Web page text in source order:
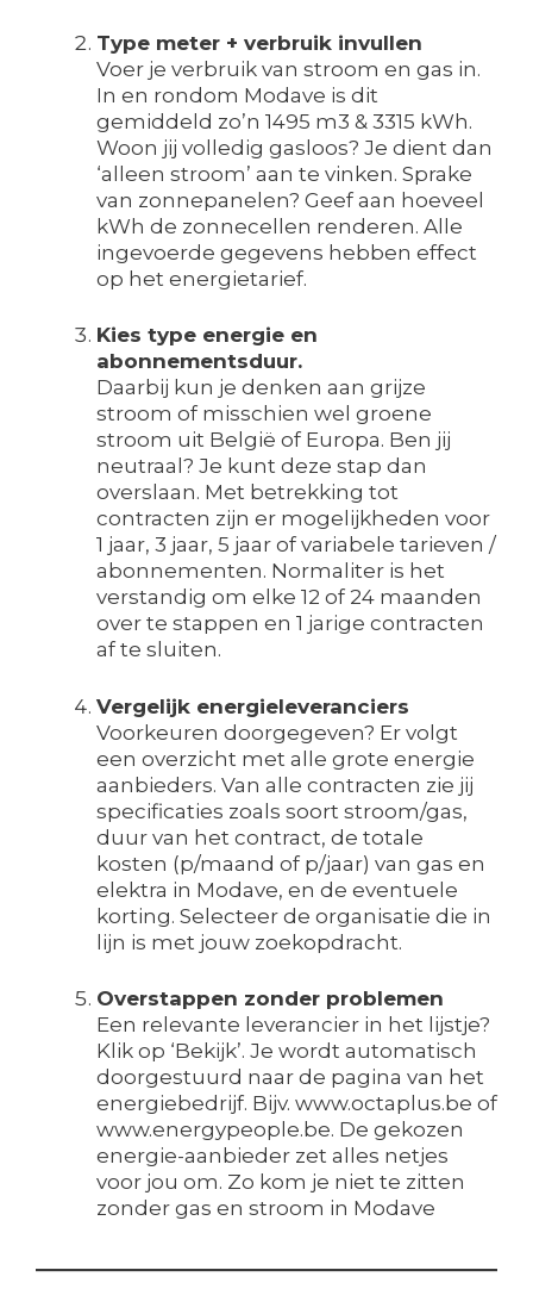
Type meter + verbruik invullen
Voer je verbruik van stroom en gas in.
In en rondom Modave is dit
gemiddeld zo’n 1495 m3 & 3315 kWh.
Woon jij volledig gasloos? Je dient dan
‘alleen stroom’ aan te vinken. Sprake
van zonnepanelen? Geef aan hoeveel
kWh de zonnecellen renderen. Alle
ingevoerde gegevens hebben effect
op het energietarief.
Kies type energie en
abonnementsduur.
Daarbij kun je denken aan grijze
stroom of misschien wel groene
stroom uit België of Europa. Ben jij
neutraal? Je kunt deze stap dan
overslaan. Met betrekking tot
contracten zijn er mogelijkheden voor
1 jaar, 3 jaar, 5 jaar of variabele tarieven /
abonnementen. Normaliter is het
verstandig om elke 12 of 24 maanden
over te stappen en 1 jarige contracten
af te sluiten.
Vergelijk energieleveranciers
Voorkeuren doorgegeven? Er volgt
een overzicht met alle grote energie
aanbieders. Van alle contracten zie jij
specificaties zoals soort stroom/gas,
duur van het contract, de totale
kosten (p/maand of p/jaar) van gas en
elektra in Modave, en de eventuele
korting. Selecteer de organisatie die in
lijn is met jouw zoekopdracht.
Overstappen zonder problemen
Een relevante leverancier in het lijstje?
Klik op ‘Bekijk’. Je wordt automatisch
doorgestuurd naar de pagina van het
energiebedrijf. Bijv. www.octaplus.be of
www.energypeople.be. De gekozen
energie-aanbieder zet alles netjes
voor jou om. Zo kom je niet te zitten
zonder gas en stroom in Modave